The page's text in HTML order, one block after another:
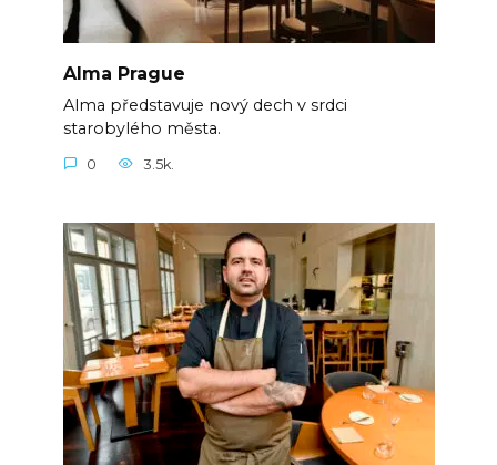
Alma Prague
Alma představuje nový dech v srdci
starobylého města.
0 3.5k.